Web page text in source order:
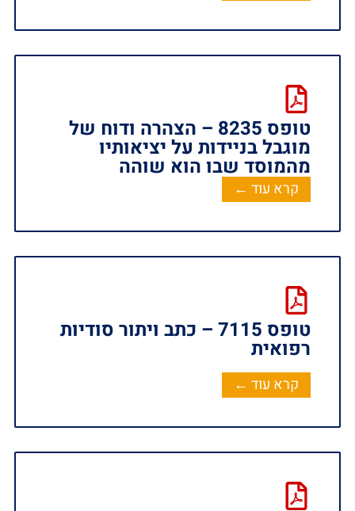
טופס 8235 – הצהרה ודוח של
מוגבל בניידות על יציאותיו
מהמוסד שבו הוא שוהה
קרא עוד ←
טופס 7115 – כתב ויתור סודיות
רפואית
קרא עוד ←